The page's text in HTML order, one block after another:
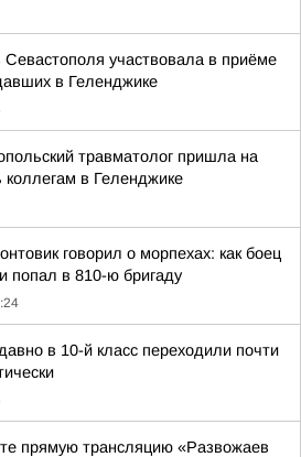
Севастополя участвовала в приёме
в Геленджике
травматолог пришла на
в Геленджике
говорил о морпехах: как боец
попал в 810-ю бригаду
в 10-й класс переходили почти
прямую трансляцию «Развожаев